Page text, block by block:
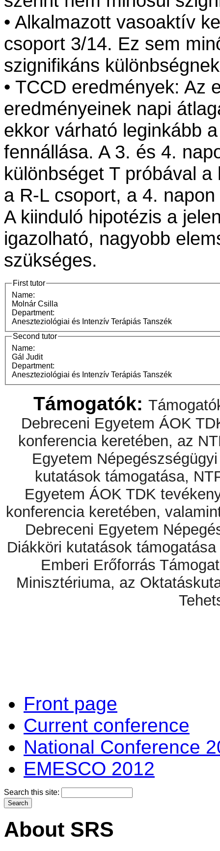
• Alkalmazott vasoaktív
csoport 3/14. Ez sem
szignifikáns
• TCCD eredmények: Az
eredményeinek napi
ekkor várható leginkább
fennállása. A 3. és 4.
különbséget T próbával
a R-L csoport, a 4.
A kiinduló hipotézis a
igazolható, nagyobb
szükséges.
First tutor
Name:
Molnár Csilla
Department:
Aneszteziológiai és Intenzív Terápiás Tanszék
Second tutor
Name:
Gál Judit
Department:
Aneszteziológiai és Intenzív Terápiás Tanszék
Támogatók:
Debreceni Egyetem ÁOK
konferencia keretében, az
Egyetem
kutatások támogatása,
Egyetem ÁOK TDK
konferencia keretében,
Debreceni Egyetem
Diákköri kutatások
Emberi Erőforrás
Minisztériuma, az
Front page
Current conference
National Conference
EMESCO 2012
Search this site:
About SRS